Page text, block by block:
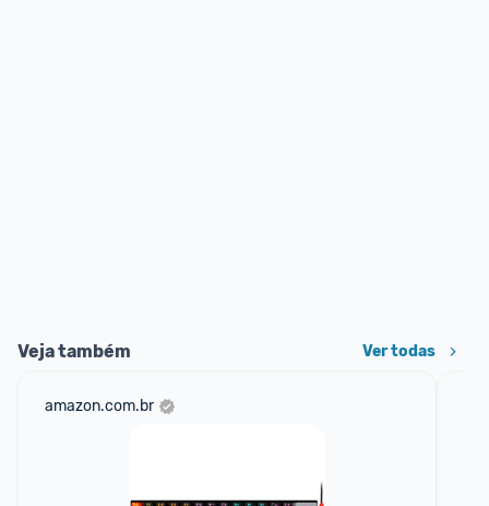
Veja também Ver todas
amazon.com.br